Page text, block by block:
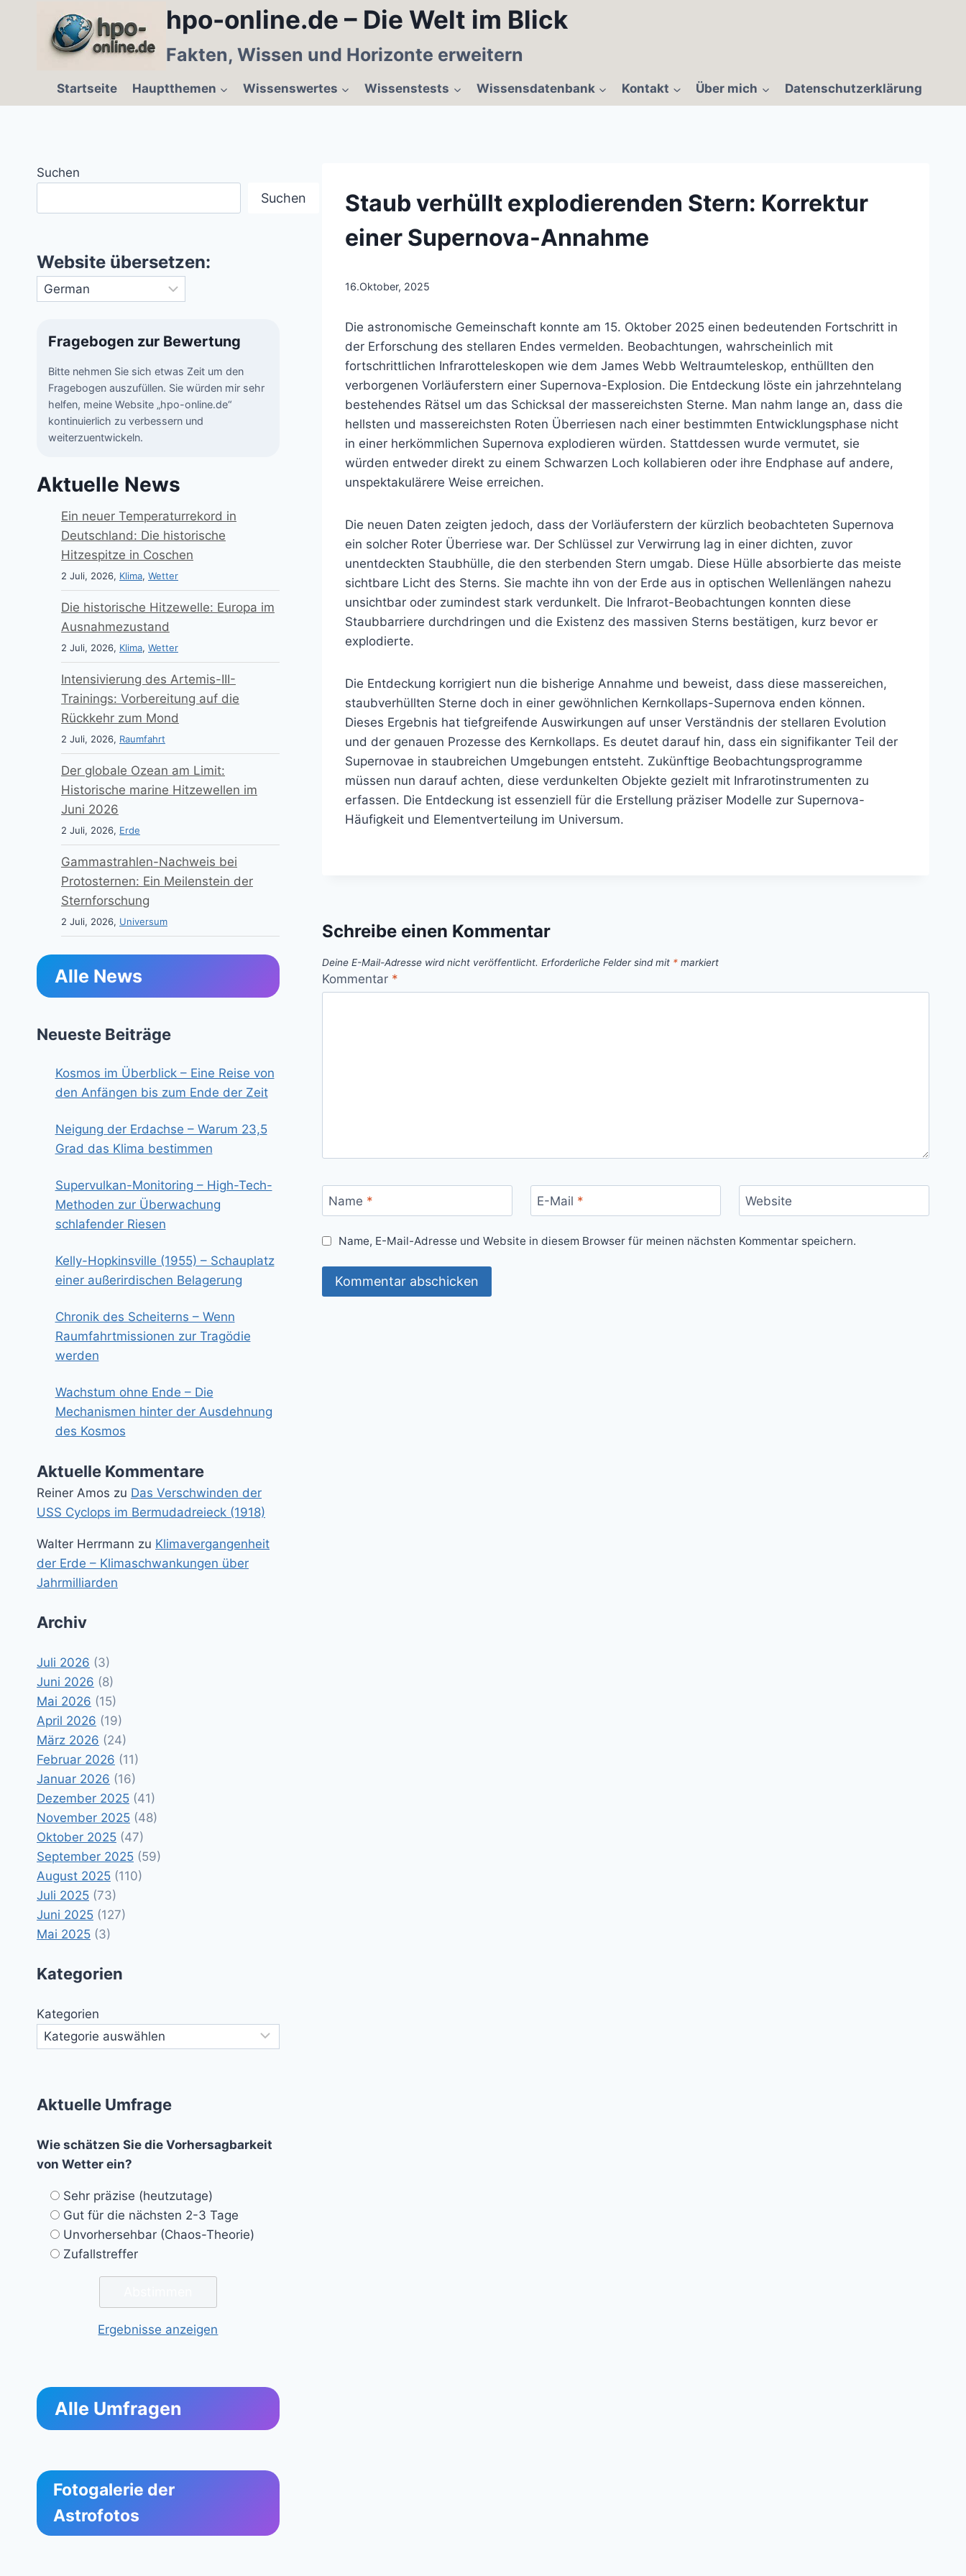
hpo-online.de – Die Welt im Blick
Fakten, Wissen und Horizonte erweitern
Startseite Hauptthemen Wissenswertes Wissenstests Wissensdatenbank Kontakt Über mich Datenschutzerklärung
Staub verhüllt explodierenden Stern: Korrektur
einer Supernova-Annahme
16.Oktober, 2025
Die astronomische Gemeinschaft konnte am 15. Oktober 2025 einen bedeutenden Fortschritt in
der Erforschung des stellaren Endes vermelden. Beobachtungen, wahrscheinlich mit
fortschrittlichen Infrarotteleskopen wie dem James Webb Weltraumteleskop, enthüllten den
verborgenen Vorläuferstern einer Supernova-Explosion. Die Entdeckung löste ein jahrzehntelang
bestehendes Rätsel um das Schicksal der massereichsten Sterne. Man nahm lange an, dass die
hellsten und massereichsten Roten Überriesen nach einer bestimmten Entwicklungsphase nicht
in einer herkömmlichen Supernova explodieren würden. Stattdessen wurde vermutet, sie
würden entweder direkt zu einem Schwarzen Loch kollabieren oder ihre Endphase auf andere,
unspektakulärere Weise erreichen.
Die neuen Daten zeigten jedoch, dass der Vorläuferstern der kürzlich beobachteten Supernova
ein solcher Roter Überriese war. Der Schlüssel zur Verwirrung lag in einer dichten, zuvor
unentdeckten Staubhülle, die den sterbenden Stern umgab. Diese Hülle absorbierte das meiste
sichtbare Licht des Sterns. Sie machte ihn von der Erde aus in optischen Wellenlängen nahezu
unsichtbar oder zumindest stark verdunkelt. Die Infrarot-Beobachtungen konnten diese
Staubbarriere durchdringen und die Existenz des massiven Sterns bestätigen, kurz bevor er
explodierte.
Die Entdeckung korrigiert nun die bisherige Annahme und beweist, dass diese massereichen,
staubverhüllten Sterne doch in einer gewöhnlichen Kernkollaps-Supernova enden können.
Dieses Ergebnis hat tiefgreifende Auswirkungen auf unser Verständnis der stellaren Evolution
und der genauen Prozesse des Kernkollaps. Es deutet darauf hin, dass ein signifikanter Teil der
Supernovae in staubreichen Umgebungen entsteht. Zukünftige Beobachtungsprogramme
müssen nun darauf achten, diese verdunkelten Objekte gezielt mit Infrarotinstrumenten zu
erfassen. Die Entdeckung ist essenziell für die Erstellung präziser Modelle zur Supernova-
Häufigkeit und Elementverteilung im Universum.
Schreibe einen Kommentar
Deine E-Mail-Adresse wird nicht veröffentlicht. Erforderliche Felder sind mit * markiert
Kommentar *
Name * E-Mail * Website
Name, E-Mail-Adresse und Website in diesem Browser für meinen nächsten Kommentar speichern.
Suchen
Suchen
Website übersetzen:
Fragebogen zur Bewertung
Bitte nehmen Sie sich etwas Zeit um den
Fragebogen auszufüllen. Sie würden mir sehr
helfen, meine Website „hpo-online.de“
kontinuierlich zu verbessern und
weiterzuentwickeln.
Aktuelle News
Ein neuer Temperaturrekord in
Deutschland: Die historische
Hitzespitze in Coschen
2 Juli, 2026, Klima, Wetter
Die historische Hitzewelle: Europa im
Ausnahmezustand
2 Juli, 2026, Klima, Wetter
Intensivierung des Artemis-III-
Trainings: Vorbereitung auf die
Rückkehr zum Mond
2 Juli, 2026, Raumfahrt
Der globale Ozean am Limit:
Historische marine Hitzewellen im
Juni 2026
2 Juli, 2026, Erde
Gammastrahlen-Nachweis bei
Protosternen: Ein Meilenstein der
Sternforschung
2 Juli, 2026, Universum
Alle News
Neueste Beiträge
Kosmos im Überblick – Eine Reise von
den Anfängen bis zum Ende der Zeit
Neigung der Erdachse – Warum 23,5
Grad das Klima bestimmen
Supervulkan-Monitoring – High-Tech-
Methoden zur Überwachung
schlafender Riesen
Kelly-Hopkinsville (1955) – Schauplatz
einer außerirdischen Belagerung
Chronik des Scheiterns – Wenn
Raumfahrtmissionen zur Tragödie
werden
Wachstum ohne Ende – Die
Mechanismen hinter der Ausdehnung
des Kosmos
Aktuelle Kommentare
Reiner Amos zu Das Verschwinden der
USS Cyclops im Bermudadreieck (1918)
Walter Herrmann zu Klimavergangenheit
der Erde – Klimaschwankungen über
Jahrmilliarden
Archiv
Juli 2026 (3)
Juni 2026 (8)
Mai 2026 (15)
April 2026 (19)
März 2026 (24)
Februar 2026 (11)
Januar 2026 (16)
Dezember 2025 (41)
November 2025 (48)
Oktober 2025 (47)
September 2025 (59)
August 2025 (110)
Juli 2025 (73)
Juni 2025 (127)
Mai 2025 (3)
Kategorien
Kategorien
Aktuelle Umfrage
Wie schätzen Sie die Vorhersagbarkeit
von Wetter ein?
Sehr präzise (heutzutage)
Gut für die nächsten 2-3 Tage
Unvorhersehbar (Chaos-Theorie)
Zufallstreffer
Ergebnisse anzeigen
Alle Umfragen
Fotogalerie der
Astrofotos